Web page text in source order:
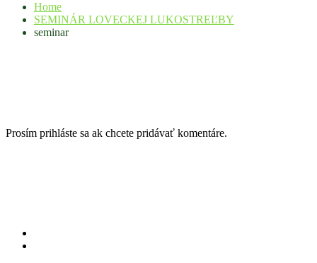
Home
SEMINÁR LOVECKEJ LUKOSTREĽBY
seminar
Prosím prihláste sa ak chcete pridávať komentáre.